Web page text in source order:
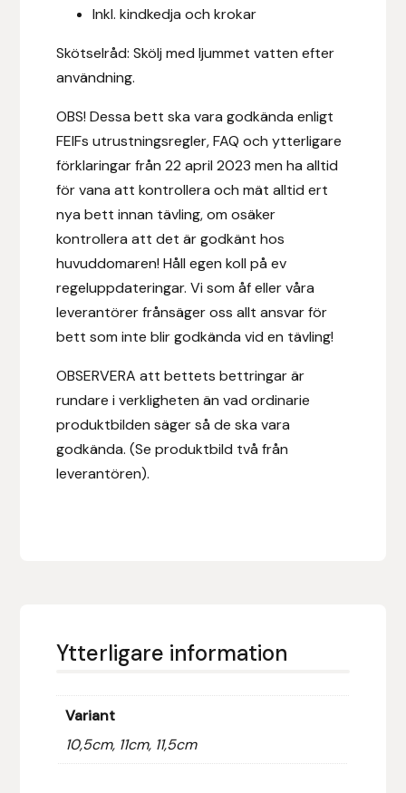
Inkl. kindkedja och krokar
Skötselråd: Skölj med ljummet vatten efter
användning.
OBS! Dessa bett ska vara godkända enligt
FEIFs utrustningsregler, FAQ och ytterligare
förklaringar från 22 april 2023 men ha alltid
för vana att kontrollera och mät alltid ert
nya bett innan tävling, om osäker
kontrollera att det är godkänt hos
huvuddomaren! Håll egen koll på ev
regeluppdateringar. Vi som åf eller våra
leverantörer frånsäger oss allt ansvar för
bett som inte blir godkända vid en tävling!
OBSERVERA att bettets bettringar är
rundare i verkligheten än vad ordinarie
produktbilden säger så de ska vara
godkända. (Se produktbild två från
leverantören).
Ytterligare information
Variant
10,5cm, 11cm, 11,5cm
Hesta Gallery
Horse Guard
HRÍMNIR
Iceland Pet
IceTack
Islandshästspecialisten
Islensk.is
Kidka of Iceland